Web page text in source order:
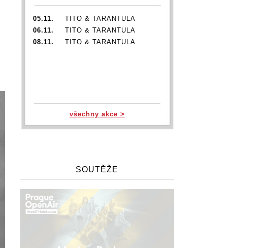
05.11.
TITO & TARANTULA
06.11.
TITO & TARANTULA
08.11.
TITO & TARANTULA
všechny akce >
SOUTĚŽE